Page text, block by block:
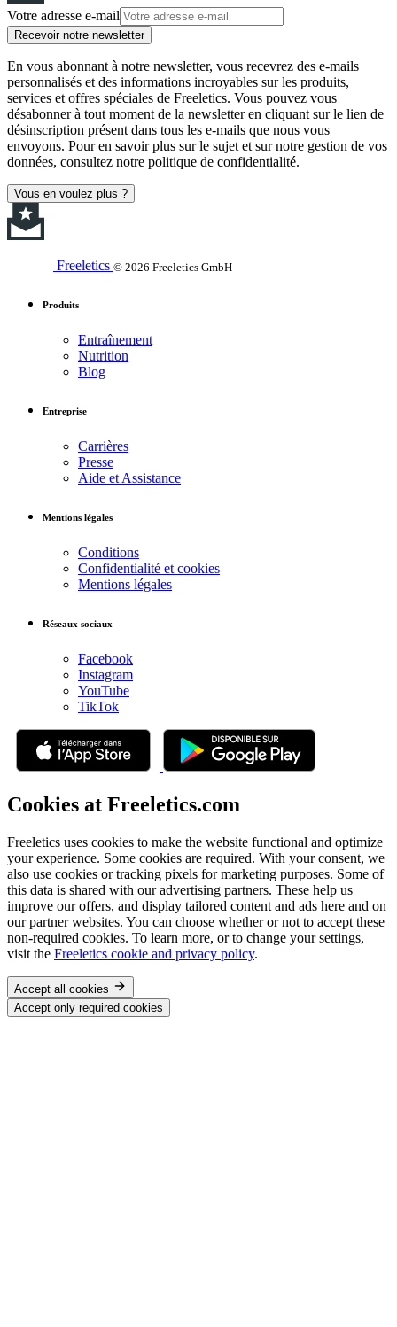
Votre adresse e-mail
Recevoir notre newsletter
En vous abonnant à notre newsletter, vous recevrez des e-mails
personnalisés et des informations incroyables sur les produits,
services et offres spéciales de Freeletics. Vous pouvez vous
désabonner à tout moment de la newsletter en cliquant sur le lien de
désinscription présent dans tous les e-mails que nous vous
envoyons. Pour en savoir plus sur le sujet et sur notre gestion de vos
données, consultez notre politique de confidentialité.
Vous en voulez plus ?
Freeletics © 2026 Freeletics GmbH
Produits
Entraînement
Nutrition
Blog
Entreprise
Carrières
Presse
Aide et Assistance
Mentions légales
Conditions
Confidentialité et cookies
Mentions légales
Réseaux sociaux
Facebook
Instagram
YouTube
TikTok
Cookies at Freeletics.com
Freeletics uses cookies to make the website functional and optimize
your experience. Some cookies are required. With your consent, we
also use cookies or tracking pixels for marketing purposes. Some of
this data is shared with our advertising partners. These help us
improve our offers, and display tailored content and ads here and on
our partner websites. You can choose whether or not to accept these
non-required cookies. To learn more, or to change your settings,
visit the Freeletics cookie and privacy policy.
Accept all cookies
Accept only required cookies